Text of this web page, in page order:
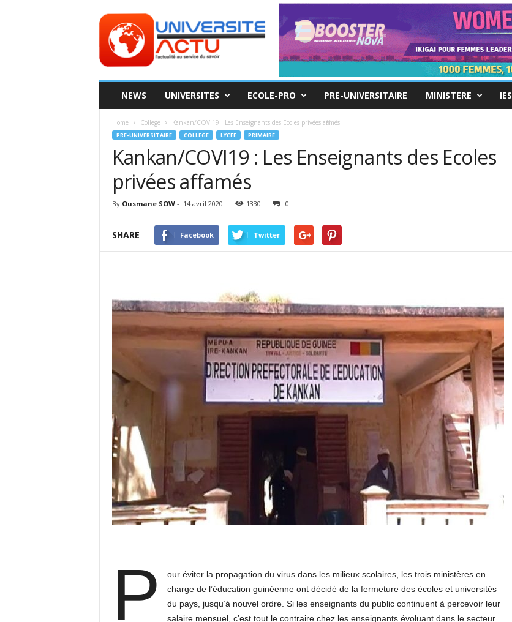
ACTU
NEWS UNIVERSITES ECOLE-PRO PRE-UNIVERSITAIRE MINISTERE IES
Home College Kankan/COVI19 : Les Enseignants des Ecoles privées affamés
PRE-UNIVERSITAIRE COLLEGE LYCEE PRIMAIRE
Kankan/COVI19 : Les Enseignants des Ecoles
privées affamés
By Ousmane SOW- 14 avril 2020 1330 0
SHARE Facebook Twitter
P
our éviter la propagation du virus dans les milieux scolaires, les trois ministères en
charge de l’éducation guinéenne ont décidé de la fermeture des écoles et universités
du pays, jusqu’à nouvel ordre. Si les enseignants du public continuent à percevoir leur
salaire mensuel, c’est tout le contraire chez les enseignants évoluant dans le secteur